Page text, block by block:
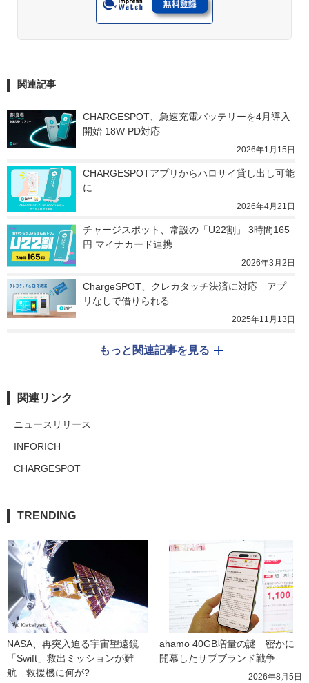
関連記事
CHARGESPOT、急速充電バッテリーを4月導入
開始 18W PD対応
2026年1月15日
CHARGESPOTアプリからハロサイ貸し出し可能
に
2026年4月21日
チャージスポット、常設の「U22割」 3時間165
円 マイナカード連携
2026年3月2日
ChargeSPOT、クレカタッチ決済に対応　アプ
リなしで借りられる
2025年11月13日
もっと関連記事を見る
関連リンク
ニュースリリース
INFORICH
CHARGESPOT
TRENDING
NASA、再突入迫る宇宙望遠鏡
「Swift」救出ミッションが難
航　救援機に何が?
ahamo 40GB増量の謎　密かに
開幕したサブブランド戦争
2026年8月5日